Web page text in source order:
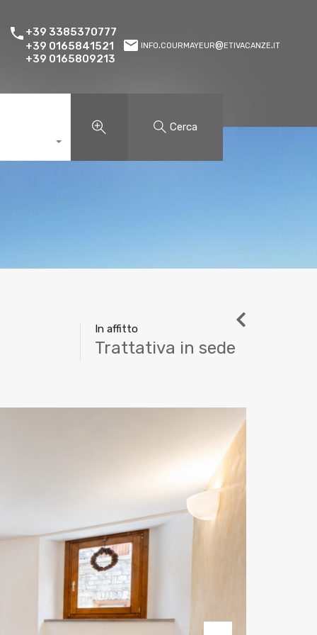
+39 3385370777
+39 0165841521
+39 0165809213
info.courmayeur@etivacanze.it
Cerca
In affitto
Trattativa in sede